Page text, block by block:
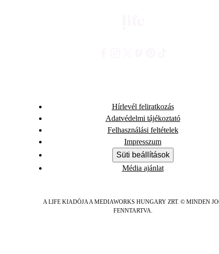
Hírlevél feliratkozás
Adatvédelmi tájékoztató
Felhasználási feltételek
Impresszum
Süti beállítások
Média ajánlat
A LIFE KIADÓJA A MEDIAWORKS HUNGARY ZRT. © MINDEN
FENNTARTVA.